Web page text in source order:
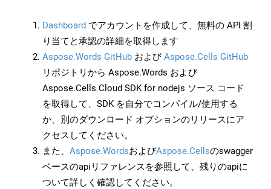
Dashboard でアカウントを作成して、無料の API 割
り当てと承認の詳細を取得します
Aspose.Words GitHub およびAspose.Cells GitHub
リポジトリから Aspose.Words および
Aspose.Cells Cloud SDK for nodejs ソース コード
を取得して、SDK を自分でコンパイル/使用する
か、別のダウンロード オプションのリリースにア
クセスしてください。
また、 Aspose.WordsおよびAspose.Cellsのswagger
ベースのapiリファレンスを参照して、残りのapiに
ついて詳しく確認してください。